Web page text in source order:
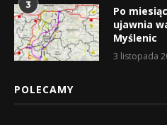
3
Po
ujawnia
Myślenic
3 listopada
POLECAMY